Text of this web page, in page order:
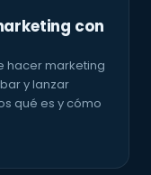
con
hacer marketing
y lanzar
qué es y cómo